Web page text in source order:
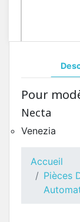
Pièces
Pour
Necta
Venezia
Accueil
Pièces